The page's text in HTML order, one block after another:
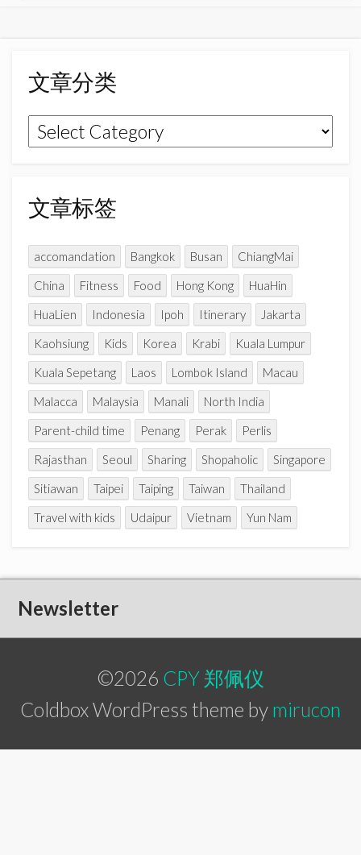
o
o
k
r
a
m
C
h
n
文章分类
文
章
类
文章标签
accomandation Bangkok Busan
ChiangMai
China
Fitness Food Hong Kong
HuaHin
HuaLien
Indonesia Ipoh Itinerary
Jakarta
Kaohsiung
Kids Korea Krabi
Kuala Lumpur
Kuala Sepetang
Laos Lombok Island
Macau
Malacca
Malaysia Manali
North India
Parent-child time
Penang Perak
Perlis
Rajasthan
Seoul Sharing Shopaholic
Singapore
Sitiawan
Taipei Taiping Taiwan
Thailand
Travel with kids
Udaipur Vietnam Yun Nam
Newsletter
©2026 CPY 郑佩仪
Coldbox WordPress theme by mirucon